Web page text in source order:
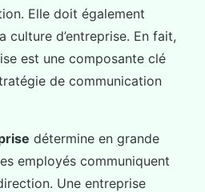
Elle doit également
culture d’entreprise. En fait,
est une composante clé
de communication
détermine en grande
employés communiquent
Une entreprise